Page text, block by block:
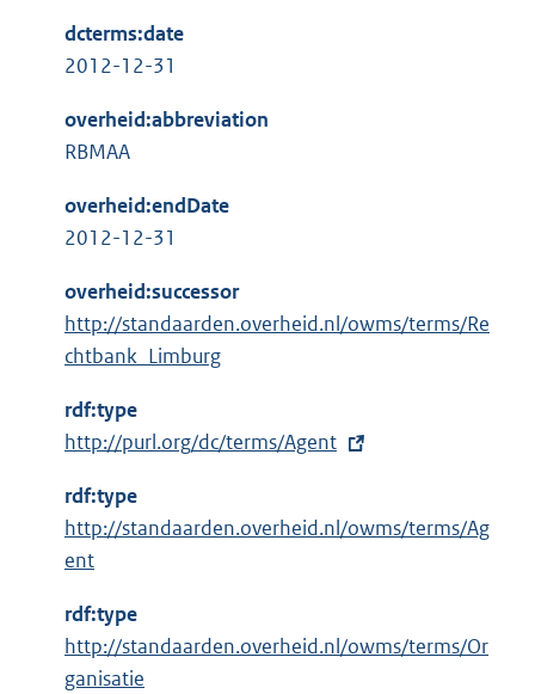
dcterms:date
2012-12-31
overheid:abbreviation
RBMAA
overheid:endDate
2012-12-31
overheid:successor
http://standaarden.overheid.nl/owms/terms/Re
chtbank_Limburg
rdf:type
E
t
e
r
e
http://purl.org/dc/terms/Agent
rdf:type
http://standaarden.overheid.nl/owms/terms/Ag
ent
rdf:type
http://standaarden.overheid.nl/owms/terms/Or
ganisatie